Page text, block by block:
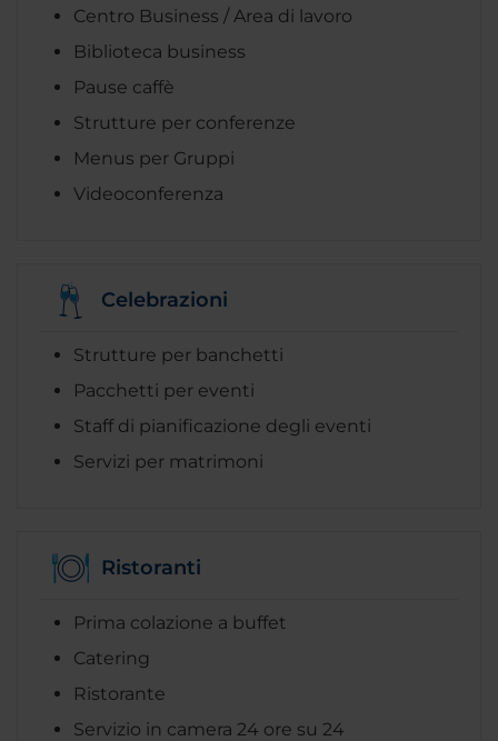
Centro Business / Area di lavoro
Biblioteca business
Pause caffè
Strutture per conferenze
Menus per Gruppi
Videoconferenza
Celebrazioni
Strutture per banchetti
Pacchetti per eventi
Staff di pianificazione degli eventi
Servizi per matrimoni
Ristoranti
Prima colazione a buffet
Catering
Ristorante
Servizio in camera 24 ore su 24